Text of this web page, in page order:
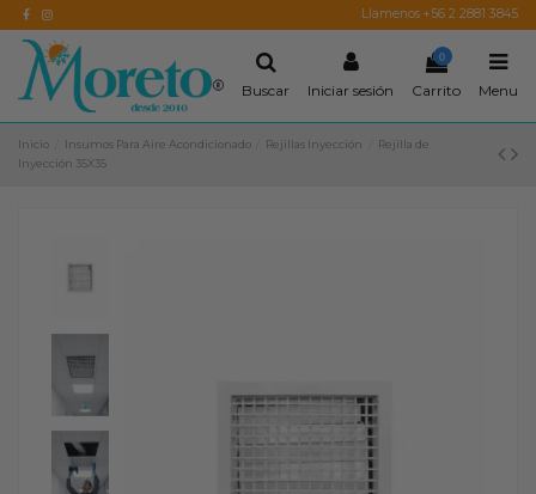
Llamenos +56 2 2881 3845
Buscar Iniciar sesión
0
Carrito Menu
Inicio Insumos Para Aire Acondicionado Rejillas Inyección
Rejilla de
Inyección 35X35